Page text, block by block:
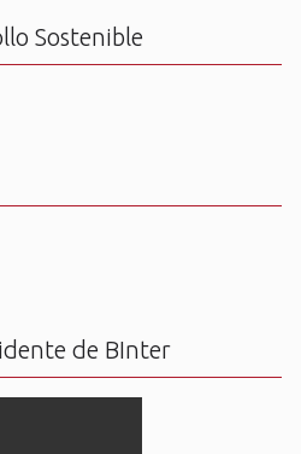
Sostenible
de BInter